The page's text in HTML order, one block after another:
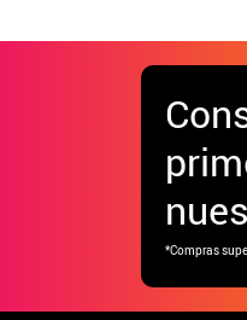
*Compras